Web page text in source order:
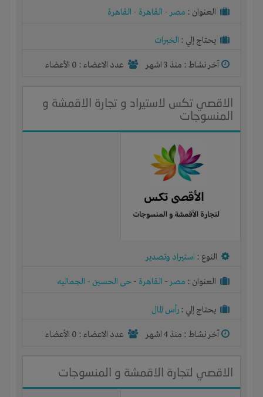
العنوان : مصر- القاهرة - القاهرة
يحتاج إلي : الخبرات
آخر نشاط : منذ 3 اشهر عدد الاعضاء : 0 الأعضاء
الاقصي تكس لاستيراد و تجارة الاقمشة و
المنسوجات
النوع : استيراد وتصدير
العنوان : مصر- القاهرة - حى الحسين - الجماليه
يحتاج إلي : رأس المال
آخر نشاط : منذ 4 اشهر عدد الاعضاء : 0 الأعضاء
الاقصي لتجارة الاقمشة و المنسوجات